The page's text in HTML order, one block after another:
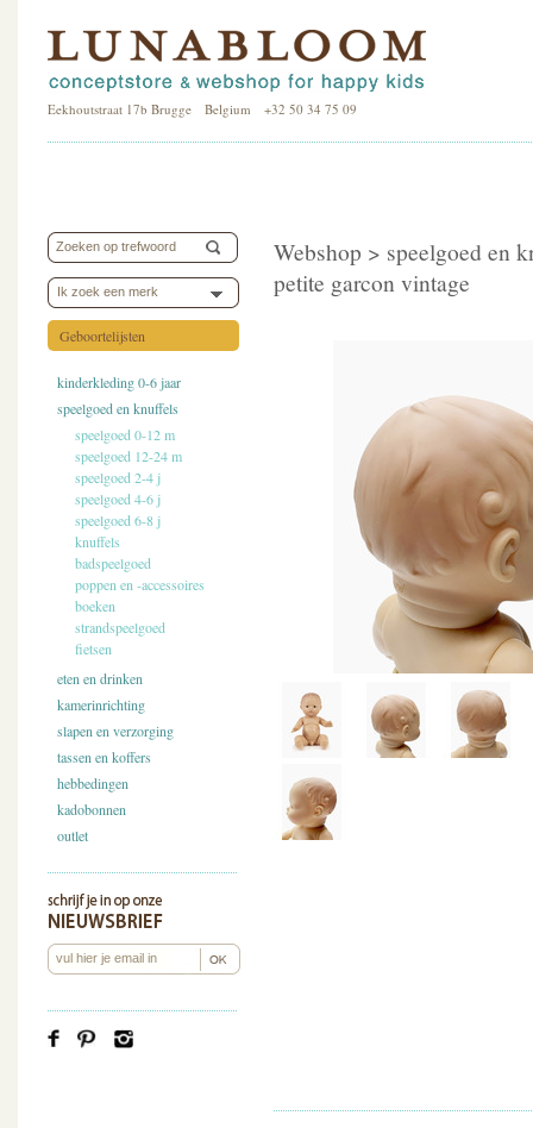
Eekhoutstraat 17b Brugge Belgium +32 50 34 75 09
Ik zoek een merk
Geboortelijsten
kinderkleding 0-6 jaar
speelgoed en knuffels
speelgoed 0-12 m
speelgoed 12-24 m
speelgoed 2-4 j
speelgoed 4-6 j
speelgoed 6-8 j
knuffels
badspeelgoed
poppen en -accessoires
boeken
strandspeelgoed
fietsen
eten en drinken
kamerinrichting
slapen en verzorging
tassen en koffers
hebbedingen
kadobonnen
outlet
Webshop > speelgoed en
petite garcon vintage